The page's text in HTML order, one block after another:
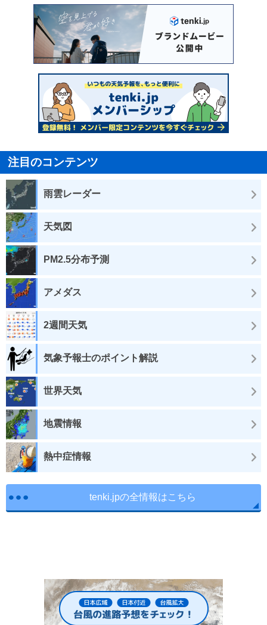
注目のコンテンツ
雨雲レーダー
天気図
PM2.5分布予測
アメダス
2週間天気
気象予報士のポイント解説
世界天気
地震情報
熱中症情報
tenki.jpの全情報はこちら